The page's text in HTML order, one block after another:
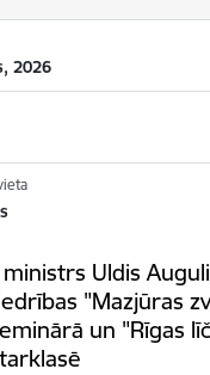
2026
Uldis
"Mazjūras
un "Rīgas